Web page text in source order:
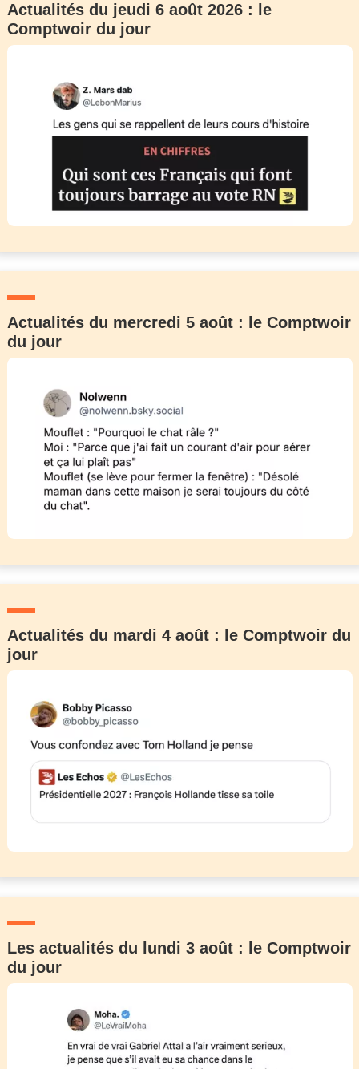
Actualités du jeudi 6 août 2026 : le
Comptwoir du jour
Actualités du mercredi 5 août : le Comptwoir
du jour
Actualités du mardi 4 août : le Comptwoir du
jour
Les actualités du lundi 3 août : le Comptwoir
du jour